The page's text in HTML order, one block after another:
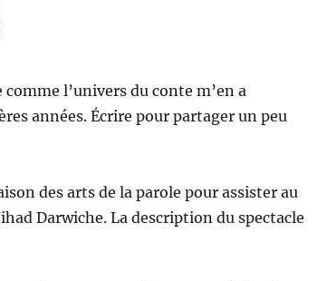
l’univers du conte m’en a
années. Écrire pour partager un peu
des arts de la parole pour assister au
Darwiche. La description du spectacle